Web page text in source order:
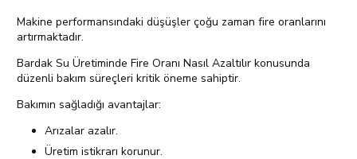
Makine performansındaki düşüşler çoğu zaman fire oranlarını
artırmaktadır.
Bardak Su Üretiminde Fire Oranı Nasıl Azaltılır konusunda
düzenli bakım süreçleri kritik öneme sahiptir.
Bakımın sağladığı avantajlar:
Arızalar azalır.
Üretim istikrarı korunur.